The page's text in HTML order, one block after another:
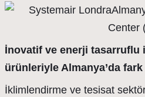
İnovatif ve enerji tasarruflu
ürünleriyle Almanya’da fark
İklimlendirme ve tesisat